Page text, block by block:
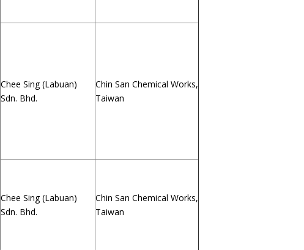
Chee Sing (Labuan)
Sdn. Bhd.
Chin San Chemical Works,
Taiwan
Chee Sing (Labuan)
Sdn. Bhd.
Chin San Chemical Works,
Taiwan